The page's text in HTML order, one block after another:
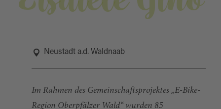
Neustadt a.d. Waldnaab
Im Rahmen des Gemeinschaftsprojektes „E-Bike-
Region Oberpfälzer Wald“ wurden 85